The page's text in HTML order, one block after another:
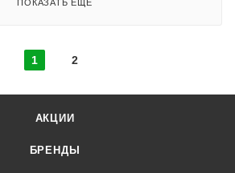
ПОКАЗАТЬ ЕЩЕ
1 2
АКЦИИ
БРЕНДЫ